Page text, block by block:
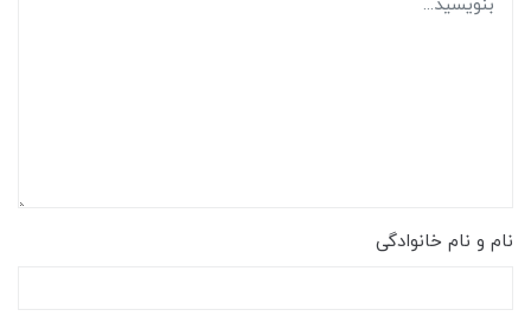
نام و نام خانوادگی